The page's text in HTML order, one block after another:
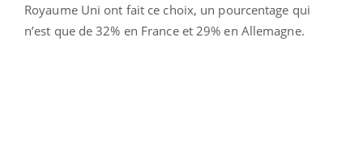
Royaume Uni ont fait ce choix, un pourcentage qui
n’est que de 32% en France et 29% en Allemagne.